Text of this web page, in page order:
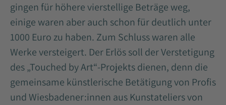
gingen für höhere vierstellige Beträge weg,
einige waren aber auch schon für deutlich unter
1000 Euro zu haben. Zum Schluss waren alle
Werke versteigert. Der Erlös soll der Verstetigung
des „Touched by Art“-Projekts dienen, denn die
gemeinsame künstlerische Betätigung von Profis
und Wiesbadener:innen aus Kunstateliers von